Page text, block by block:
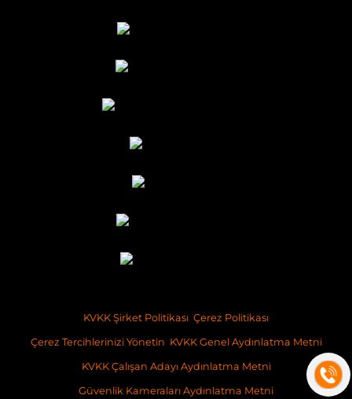
KVKK Şirket Politikası Çerez Politikası
Çerez Tercihlerinizi Yönetin KVKK Genel Aydınlatma Metni
KVKK Çalışan Adayı Aydınlatma Metni
Güvenlik Kameraları Aydınlatma Metni